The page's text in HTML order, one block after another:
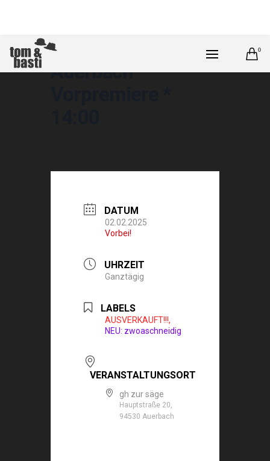
0
Auerbach *
DATUM
02.02.2025
Vorbei!
UHRZEIT
Ganztägig
LABELS
AUSVERKAUFT!!!,
NEU: zwoaschneidig
VERANSTALTUNGSORT
gh zur säge
Hauptstraße 20,
94530 Auerbach